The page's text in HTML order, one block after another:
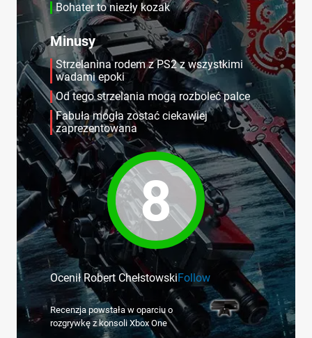
Bohater to niezły kozak
Minusy
Strzelanina rodem z PS2 z wszystkimi
wadami epoki
Od tego strzelania mogą rozboleć palce
Fabuła mogła zostać ciekawiej
zaprezentowana
8
Ocenił Robert ChełstowskiFollow
Recenzja powstała w oparciu o
rozgrywkę z konsoli Xbox One